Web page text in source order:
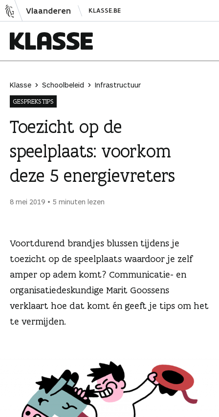
N
a
Vlaanderen KLASSE.BE
a
s
s
e
Klasse Schoolbeleid
Infrastructuur
GESPREKSTIPS
Toezicht op de
speelplaats: voorkom
deze 5 energievreters
8 mei 2019 5 minuten lezen
Voortdurend brandjes blussen tijdens je
toezicht op de speelplaats waardoor je zelf
amper op adem komt? Communicatie- en
organisatiedeskundige Marit Goossens
verklaart hoe dat komt én geeft je tips om het
te vermijden.